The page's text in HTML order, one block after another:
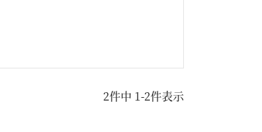
2件中 1-2件表示